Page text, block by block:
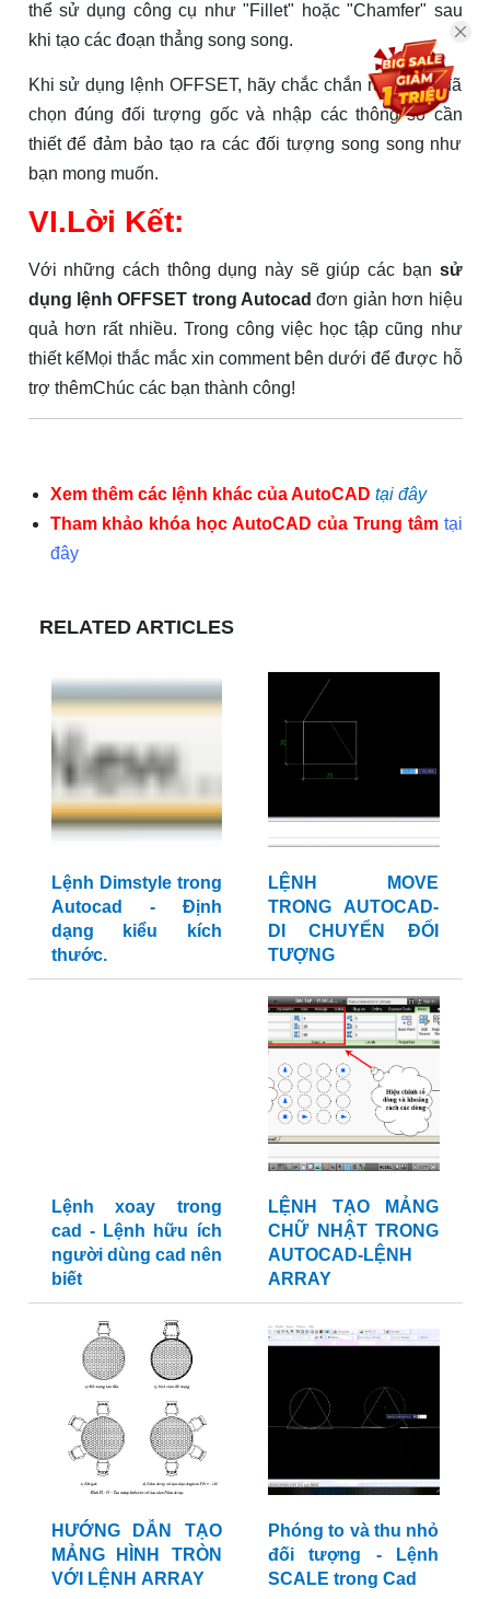
thể sử dụng công cụ như "Fillet" hoặc "Chamfer" sau
khi tạo các đoạn thẳng song song.
Khi sử dụng lệnh OFFSET, hãy chắc chắn rằng bạn đã
chọn đúng đối tượng gốc và nhập các thông số cần
thiết để đảm bảo tạo ra các đối tượng song song như
bạn mong muốn.
VI.Lời Kết:
Với những cách thông dụng này sẽ giúp các bạn sử
dụng lệnh OFFSET trong Autocadđơn giản hơn hiệu
quả hơn rất nhiều. Trong công việc học tập cũng như
thiết kếMọi thắc mắc xin comment bên dưới để được hỗ
trợ thêmChúc các bạn thành công!
Xem thêm các lệnh khác của AutoCAD tại đây
Tham khảo khóa học AutoCAD của Trung tâmtại
đây
RELATED ARTICLES
Lệnh Dimstyle trong
Autocad - Định
dạng kiểu kích
thước.
LỆNH MOVE
TRONG AUTOCAD-
DI CHUYỂN ĐỐI
TƯỢNG
Lệnh xoay trong
cad - Lệnh hữu ích
người dùng cad nên
biết
LỆNH TẠO MẢNG
CHỮ NHẬT TRONG
AUTOCAD-LỆNH
ARRAY
HƯỚNG DẪN TẠO
MẢNG HÌNH TRÒN
VỚI LỆNH ARRAY
Phóng to và thu nhỏ
đối tượng - Lệnh
SCALE trong Cad